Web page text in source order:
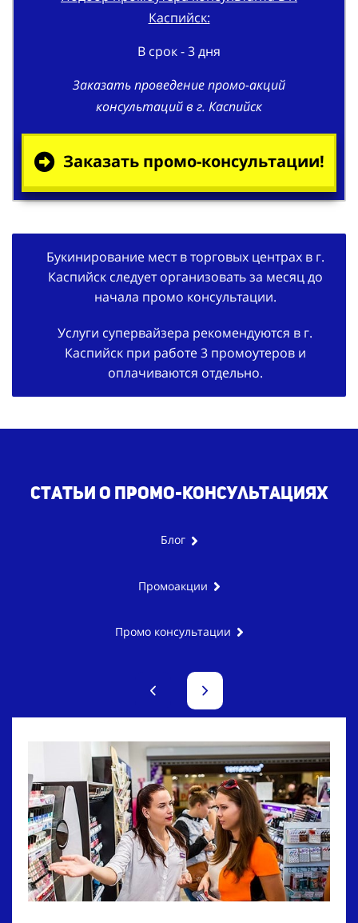
Каспийск:
В срок - 3 дня
Заказать проведение промо-акций
консультаций в г. Каспийск
Заказать промо-консультации!
Букинирование мест в торговых центрах в г.
Каспийск следует организовать за месяц до
начала промо консультации.
Услуги супервайзера рекомендуются в г.
Каспийск при работе 3 промоутеров и
оплачиваются отдельно.
Статьи о промо-консультациях
Блог
Промоакции
Промо консультации